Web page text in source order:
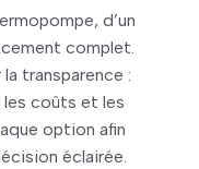
d’un
complet.
transparence :
les coûts et les
option afin
éclairée.